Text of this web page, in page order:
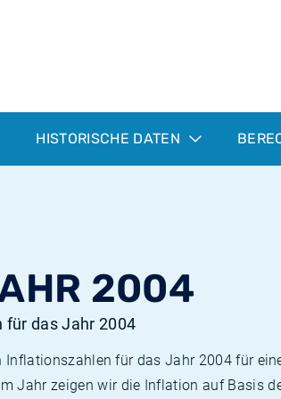
HISTORISCHE DATEN
2004
das Jahr 2004
für das Jahr 2004 für
Jahr zeigen wir die Inflation auf Basis